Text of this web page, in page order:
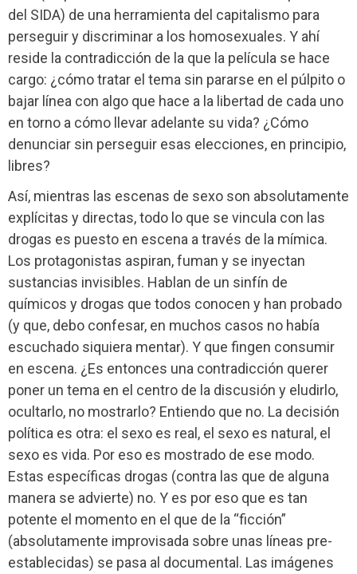
del SIDA) de una herramienta del capitalismo para
perseguir y discriminar a los homosexuales. Y ahí
reside la contradicción de la que la película se hace
cargo: ¿cómo tratar el tema sin pararse en el púlpito o
bajar línea con algo que hace a la libertad de cada uno
en torno a cómo llevar adelante su vida? ¿Cómo
denunciar sin perseguir esas elecciones, en principio,
libres?
Así, mientras las escenas de sexo son absolutamente
explícitas y directas, todo lo que se vincula con las
drogas es puesto en escena a través de la mímica.
Los protagonistas aspiran, fuman y se inyectan
sustancias invisibles. Hablan de un sinfín de
químicos y drogas que todos conocen y han probado
(y que, debo confesar, en muchos casos no había
escuchado siquiera mentar). Y que fingen consumir
en escena. ¿Es entonces una contradicción querer
poner un tema en el centro de la discusión y eludirlo,
ocultarlo, no mostrarlo? Entiendo que no. La decisión
política es otra: el sexo es real, el sexo es natural, el
sexo es vida. Por eso es mostrado de ese modo.
Estas específicas drogas (contra las que de alguna
manera se advierte) no. Y es por eso que es tan
potente el momento en el que de la “ficción”
(absolutamente improvisada sobre unas líneas pre-
establecidas) se pasa al documental. Las imágenes